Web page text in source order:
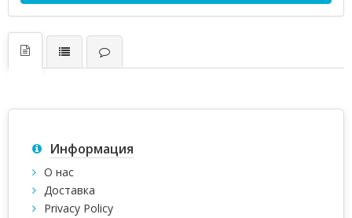
Информация
О нас
Доставка
Privacy Policy